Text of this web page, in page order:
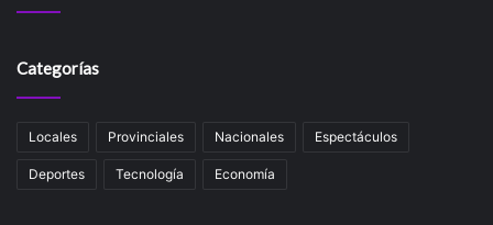
Categorías
Locales Provinciales Nacionales Espectáculos
Deportes Tecnología Economía